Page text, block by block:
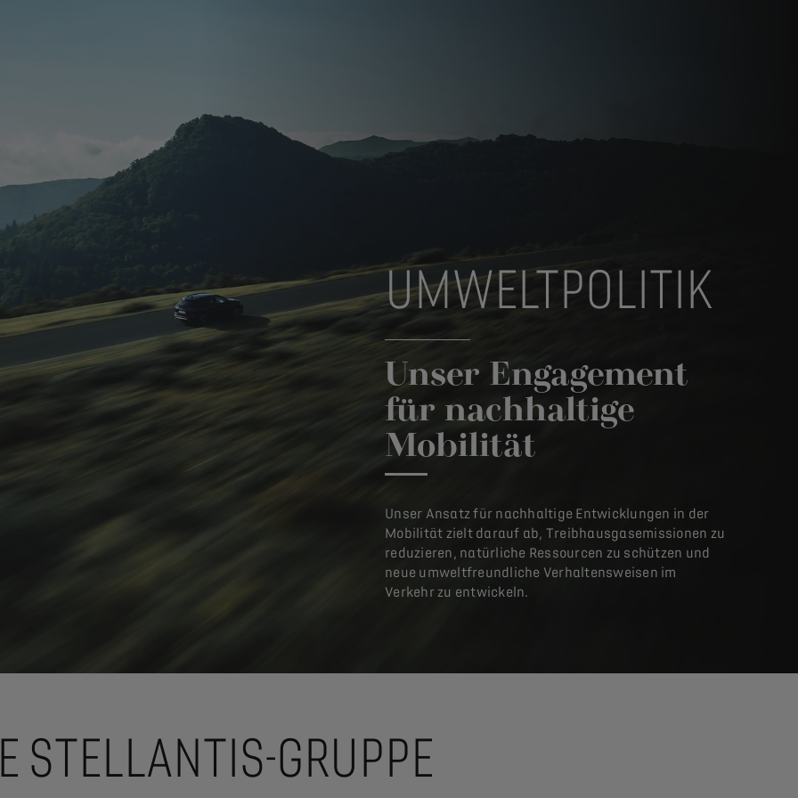
UMWELTPOLITIK
Unser Engagement
für nachhaltige
Mobilität
Unser Ansatz für nachhaltige Entwicklungen in der
Mobilität zielt darauf ab, Treibhausgasemissionen zu
reduzieren, natürliche Ressourcen zu schützen und
neue umweltfreundliche Verhaltensweisen im
Verkehr zu entwickeln.
STELLANTIS-GRUPPE